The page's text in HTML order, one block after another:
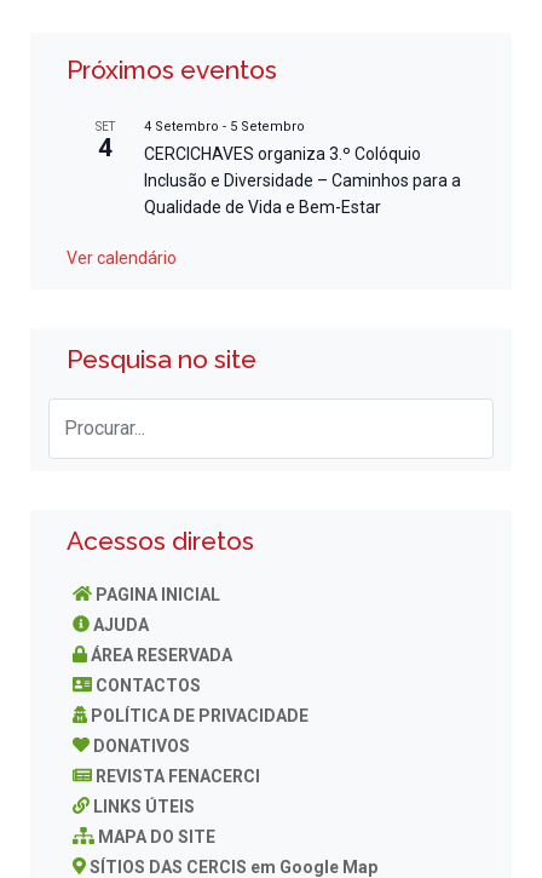
Próximos eventos
SET
4
4 Setembro - 5 Setembro
CERCICHAVES organiza 3.º Colóquio
Inclusão e Diversidade – Caminhos para a
Qualidade de Vida e Bem-Estar
Ver calendário
Pesquisa no site
Acessos diretos
PAGINA INICIAL
AJUDA
ÁREA RESERVADA
CONTACTOS
POLÍTICA DE PRIVACIDADE
DONATIVOS
REVISTA FENACERCI
LINKS ÚTEIS
MAPA DO SITE
SÍTIOS DAS CERCIS em Google Map